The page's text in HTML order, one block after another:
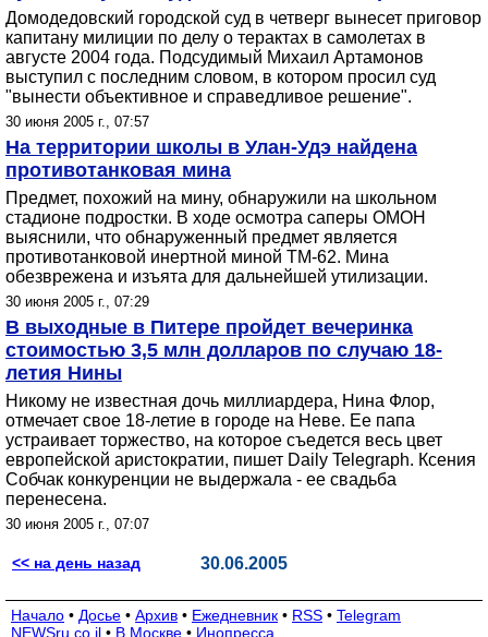
Домодедовский городской суд в четверг вынесет приговор
капитану милиции по делу о терактах в самолетах в
августе 2004 года. Подсудимый Михаил Артамонов
выступил с последним словом, в котором просил суд
"вынести объективное и справедливое решение".
30 июня 2005 г., 07:57
На территории школы в Улан-Удэ найдена
противотанковая мина
Предмет, похожий на мину, обнаружили на школьном
стадионе подростки. В ходе осмотра саперы ОМОН
выяснили, что обнаруженный предмет является
противотанковой инертной миной ТМ-62. Мина
обезврежена и изъята для дальнейшей утилизации.
30 июня 2005 г., 07:29
В выходные в Питере пройдет вечеринка
стоимостью 3,5 млн долларов по случаю 18-
летия Нины
Никому не известная дочь миллиардера, Нина Флор,
отмечает свое 18-летие в городе на Неве. Ее папа
устраивает торжество, на которое съедется весь цвет
европейской аристократии, пишет Daily Telegraph. Ксения
Собчак конкуренции не выдержала - ее свадьба
перенесена.
30 июня 2005 г., 07:07
<< на день назад 30.06.2005
Начало • Досье • Архив • Ежедневник • RSS • Telegram
NEWSru.co.il • В Москве • Инопресса